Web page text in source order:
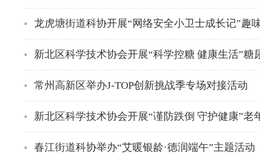
龙虎塘街道科协开展“网络安全小卫士成长记”趣
新北区科学技术协会开展“科学控糖 健康生活”糖
常州高新区举办J-TOP创新挑战季专场对接活动
新北区科学技术协会开展“谨防跌倒 守护健康”老
春江街道科协举办“艾暖银龄·德润端午”主题活动